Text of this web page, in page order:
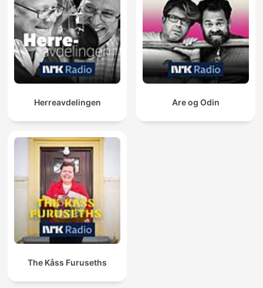
Herreavdelingen Are og Odin
The Kåss Furuseths